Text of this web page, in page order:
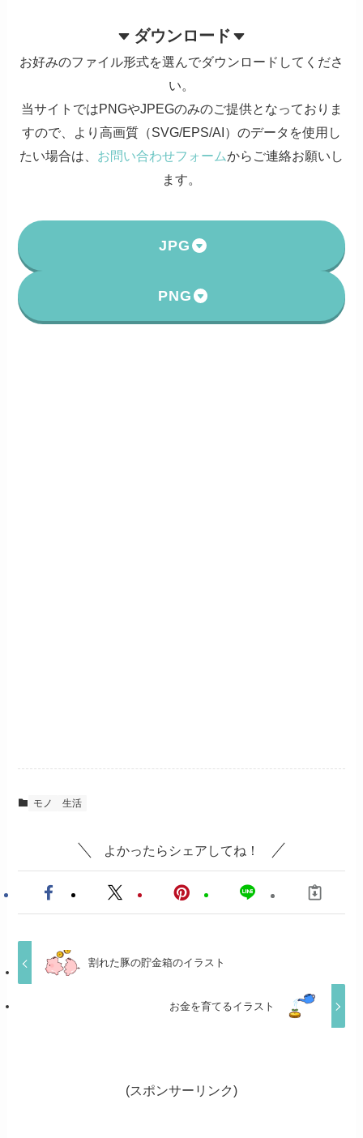
ダウンロード
お好みのファイル形式を選んでダウンロードしてくださ
い。
当サイトではPNGやJPEGのみのご提供となっておりま
すので、より高画質（SVG/EPS/AI）のデータを使用し
たい場合は、 お問い合わせフォームからご連絡お願いし
ます。
JPG
PNG
モノ 生活
よかったらシェアしてね！
割れた豚の貯金箱のイラスト
お金を育てるイラスト
(スポンサーリンク)